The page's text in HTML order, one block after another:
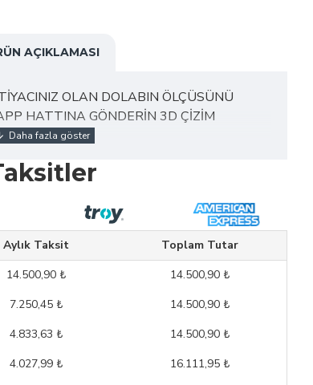
AÇIKLAMASI
OLAN DOLABIN ÖLÇÜSÜNÜ
HATTINA GÖNDERİN 3D ÇİZİM
yapılır..
Aylık Taksit
Toplam Tutar
14.500,90 ₺
14.500,90 ₺
7.250,45 ₺
14.500,90 ₺
4.833,63 ₺
14.500,90 ₺
4.027,99 ₺
16.111,95 ₺